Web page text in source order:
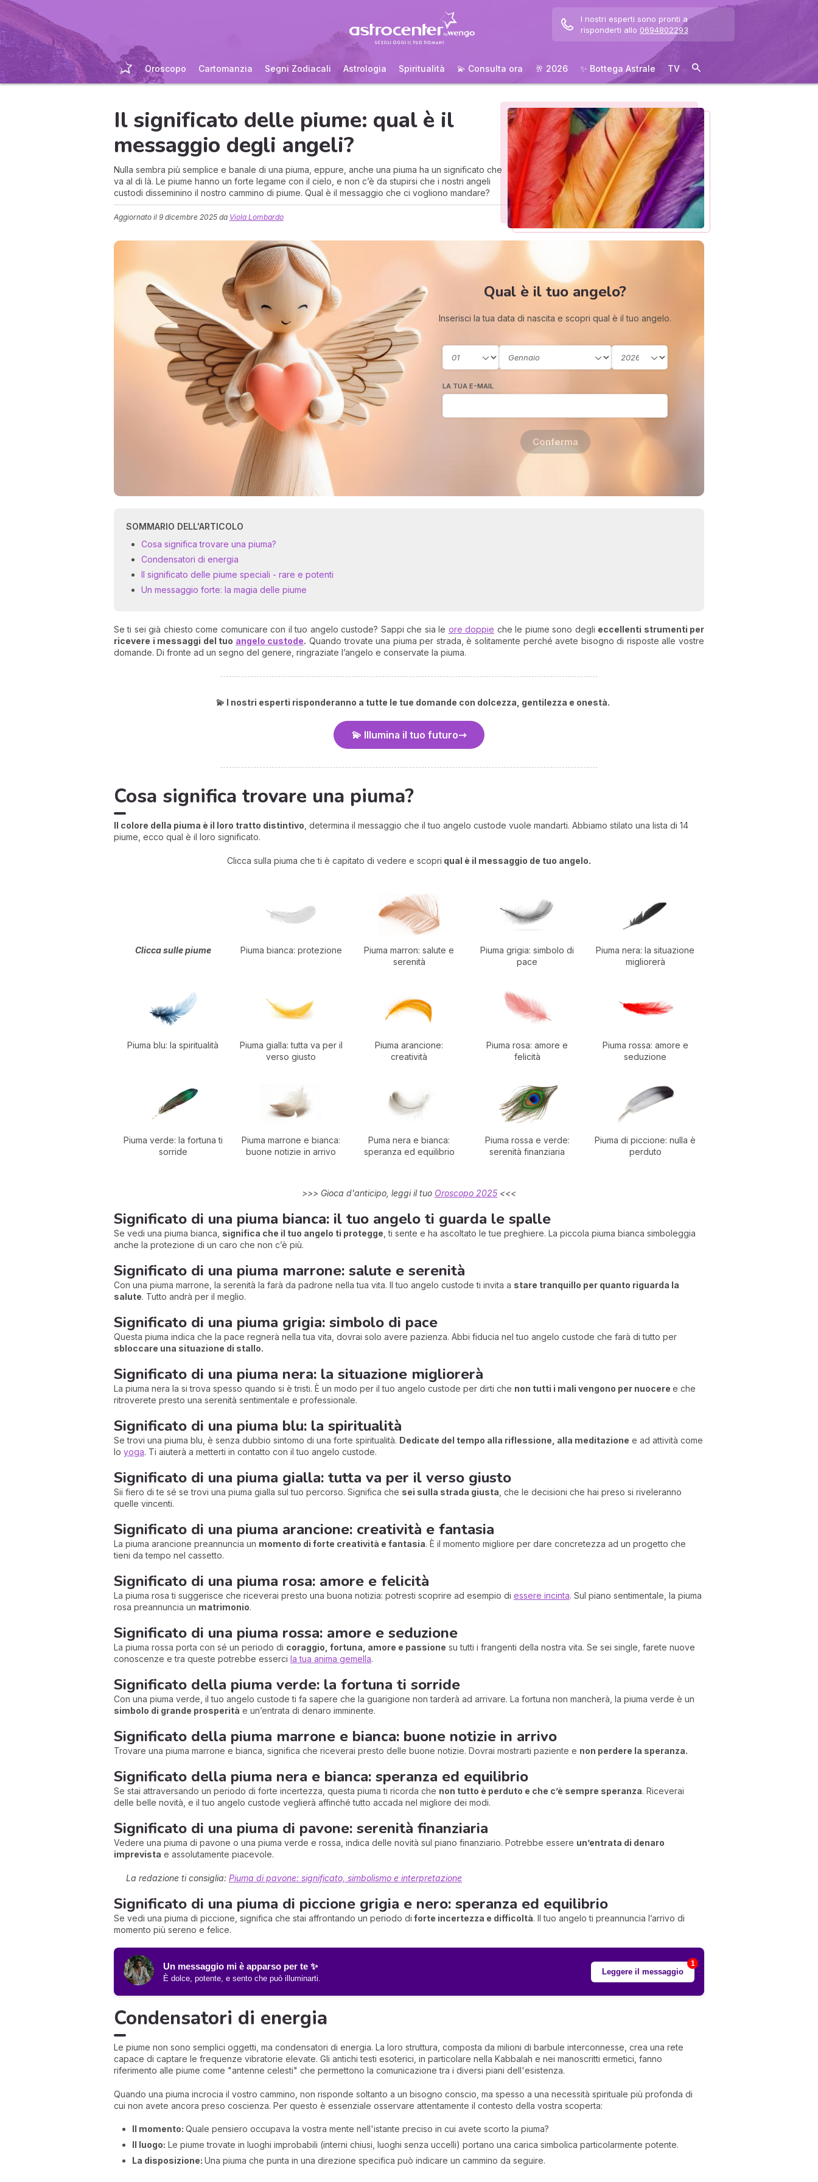
I nostri esperti sono pronti a
risponderti allo 0694802293
Oroscopo Cartomanzia Segni Zodiacali Astrologia Spiritualità 💫 Consulta ora 🥂 2026 ✨ Bottega Astrale TV
Il significato delle piume: qual è il
messaggio degli angeli?
Nulla sembra più semplice e banale di una piuma, eppure, anche una piuma ha un significato che
va al di là. Le piume hanno un forte legame con il cielo, e non c’è da stupirsi che i nostri angeli
custodi disseminino il nostro cammino di piume. Qual è il messaggio che ci vogliono mandare?
Aggiornato il 9 dicembre 2025 da Viola Lombardo
Qual è il tuo angelo?
Inserisci la tua data di nascita e scopri qual è il tuo angelo.
LA TUA E-MAIL
Conferma
SOMMARIO DELL'ARTICOLO
Cosa significa trovare una piuma?
Condensatori di energia
Il significato delle piume speciali - rare e potenti
Un messaggio forte: la magia delle piume
Se ti sei già chiesto come comunicare con il tuo angelo custode? Sappi che sia le ore doppie che le piume sono degli eccellenti strumenti per
ricevere i messaggi del tuo angelo custode. Quando trovate una piuma per strada, è solitamente perché avete bisogno di risposte alle vostre
domande. Di fronte ad un segno del genere, ringraziate l’angelo e conservate la piuma.
💫 I nostri esperti risponderanno a tutte le tue domande con dolcezza, gentilezza e onestà.
💫 Illumina il tuo futuro
Cosa significa trovare una piuma?
Il colore della piuma è il loro tratto distintivo , determina il messaggio che il tuo angelo custode vuole mandarti. Abbiamo stilato una lista di 14
piume, ecco qual è il loro significato.
Clicca sulla piuma che ti è capitato di vedere e scopri qual è il messaggio de tuo angelo.
Clicca sulle piume Piuma bianca: protezione
Piuma marron: salute e
serenità
Piuma grigia: simbolo di
pace
Piuma nera: la situazione
migliorerà
Piuma blu: la spiritualità
Piuma gialla: tutta va per il
verso giusto
Piuma arancione:
creatività
Piuma rosa: amore e
felicità
Piuma rossa: amore e
seduzione
Piuma verde: la fortuna ti
sorride
Piuma marrone e bianca:
buone notizie in arrivo
Puma nera e bianca:
speranza ed equilibrio
Piuma rossa e verde:
serenità finanziaria
Piuma di piccione: nulla è
perduto
>>> Gioca d'anticipo, leggi il tuo Oroscopo 2025 <<<
Significato di una piuma bianca: il tuo angelo ti guarda le spalle
Se vedi una piuma bianca, significa che il tuo angelo ti protegge , ti sente e ha ascoltato le tue preghiere. La piccola piuma bianca simboleggia
anche la protezione di un caro che non c’è più.
Significato di una piuma marrone: salute e serenità
Con una piuma marrone, la serenità la farà da padrone nella tua vita. Il tuo angelo custode ti invita a stare tranquillo per quanto riguarda la
salute. Tutto andrà per il meglio.
Significato di una piuma grigia: simbolo di pace
Questa piuma indica che la pace regnerà nella tua vita, dovrai solo avere pazienza. Abbi fiducia nel tuo angelo custode che farà di tutto per
sbloccare una situazione di stallo.
Significato di una piuma nera: la situazione migliorerà
La piuma nera la si trova spesso quando si è tristi. È un modo per il tuo angelo custode per dirti che non tutti i mali vengono per nuocere e che
ritroverete presto una serenità sentimentale e professionale.
Significato di una piuma blu: la spiritualità
Se trovi una piuma blu, è senza dubbio sintomo di una forte spiritualità. Dedicate del tempo alla riflessione, alla meditazione e ad attività come
lo yoga. Ti aiuterà a metterti in contatto con il tuo angelo custode.
Significato di una piuma gialla: tutta va per il verso giusto
Sii fiero di te sé se trovi una piuma gialla sul tuo percorso. Significa che sei sulla strada giusta , che le decisioni che hai preso si riveleranno
quelle vincenti.
Significato di una piuma arancione: creatività e fantasia
La piuma arancione preannuncia un momento di forte creatività e fantasia. È il momento migliore per dare concretezza ad un progetto che
tieni da tempo nel cassetto.
Significato di una piuma rosa: amore e felicità
La piuma rosa ti suggerisce che riceverai presto una buona notizia: potresti scoprire ad esempio di essere incinta. Sul piano sentimentale, la piuma
rosa preannuncia un matrimonio.
Significato di una piuma rossa: amore e seduzione
La piuma rossa porta con sé un periodo di coraggio, fortuna, amore e passione su tutti i frangenti della nostra vita. Se sei single, farete nuove
conoscenze e tra queste potrebbe esserci la tua anima gemella.
Significato della piuma verde: la fortuna ti sorride
Con una piuma verde, il tuo angelo custode ti fa sapere che la guarigione non tarderà ad arrivare. La fortuna non mancherà, la piuma verde è un
simbolo di grande prosperità e un’entrata di denaro imminente.
Significato della piuma marrone e bianca: buone notizie in arrivo
Trovare una piuma marrone e bianca, significa che riceverai presto delle buone notizie. Dovrai mostrarti paziente e non perdere la speranza.
Significato della piuma nera e bianca: speranza ed equilibrio
Se stai attraversando un periodo di forte incertezza, questa piuma ti ricorda che non tutto è perduto e che c’è sempre speranza. Riceverai
delle belle novità, e il tuo angelo custode veglierà affinché tutto accada nel migliore dei modi.
Significato di una piuma di pavone: serenità finanziaria
Vedere una piuma di pavone o una piuma verde e rossa, indica delle novità sul piano finanziario. Potrebbe essere un’entrata di denaro
imprevista e assolutamente piacevole.
La redazione ti consiglia: Piuma di pavone: significato, simbolismo e interpretazione
Significato di una piuma di piccione grigia e nero: speranza ed equilibrio
Se vedi una piuma di piccione, significa che stai affrontando un periodo di forte incertezza e difficoltà. Il tuo angelo ti preannuncia l’arrivo di
momento più sereno e felice.
Un messaggio mi è apparso per te ✨
È dolce, potente, e sento che può illuminarti.
Leggere il messaggio
1
Condensatori di energia
Le piume non sono semplici oggetti, ma condensatori di energia. La loro struttura, composta da milioni di barbule interconnesse, crea una rete
capace di captare le frequenze vibratorie elevate. Gli antichi testi esoterici, in particolare nella Kabbalah e nei manoscritti ermetici, fanno
riferimento alle piume come "antenne celesti" che permettono la comunicazione tra i diversi piani dell'esistenza.
Quando una piuma incrocia il vostro cammino, non risponde soltanto a un bisogno conscio, ma spesso a una necessità spirituale più profonda di
cui non avete ancora preso coscienza. Per questo è essenziale osservare attentamente il contesto della vostra scoperta:
Il momento: Quale pensiero occupava la vostra mente nell'istante preciso in cui avete scorto la piuma?
Il luogo: Le piume trovate in luoghi improbabili (interni chiusi, luoghi senza uccelli) portano una carica simbolica particolarmente potente.
La disposizione: Una piuma che punta in una direzione specifica può indicare un cammino da seguire.